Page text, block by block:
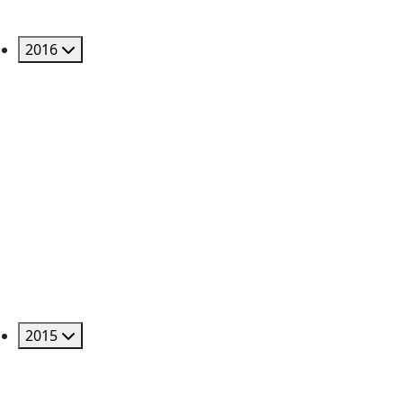
2016
2015